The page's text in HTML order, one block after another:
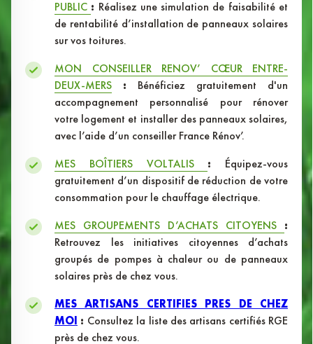
PUBLIC : Réalisez une simulation de faisabilité et
de rentabilité d’installation de panneaux solaires
sur vos toitures.
MON CONSEILLER RENOV’ CŒUR ENTRE-
DEUX-MERS : Bénéficiez gratuitement d'un
accompagnement personnalisé pour rénover
votre logement et installer des panneaux solaires,
avec l’aide d’un conseiller France Rénov’.
MES BOÎTIERS VOLTALIS : Équipez-vous
gratuitement d’un dispositif de réduction de votre
consommation pour le chauffage électrique.
MES GROUPEMENTS D’ACHATS CITOYENS :
Retrouvez les initiatives citoyennes d’achats
groupés de pompes à chaleur ou de panneaux
solaires près de chez vous.
MES ARTISANS CERTIFIES PRES DE CHEZ
MOI : Consultez la liste des artisans certifiés RGE
près de chez vous.